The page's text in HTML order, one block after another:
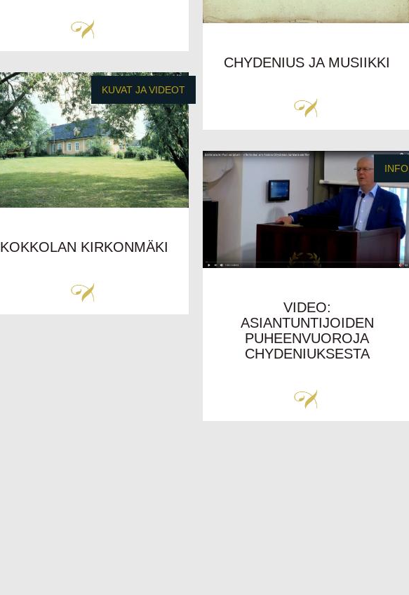
CHYDENIUS JA MUSIIKKI
KUVAT JA VIDEOT
KOKKOLAN KIRKONMÄKI
INFO
VIDEO:
ASIANTUNTIJOIDEN
PUHEENVUOROJA
CHYDENIUKSESTA